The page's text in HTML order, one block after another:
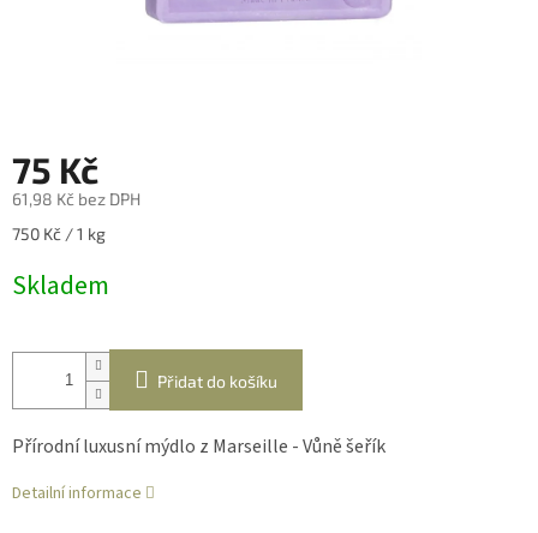
75 Kč
61,98 Kč bez DPH
Měrná
750 Kč / 1 kg
Skladem
Přidat do košíku
Přírodní luxusní mýdlo z Marseille - Vůně šeřík
Detailní informace